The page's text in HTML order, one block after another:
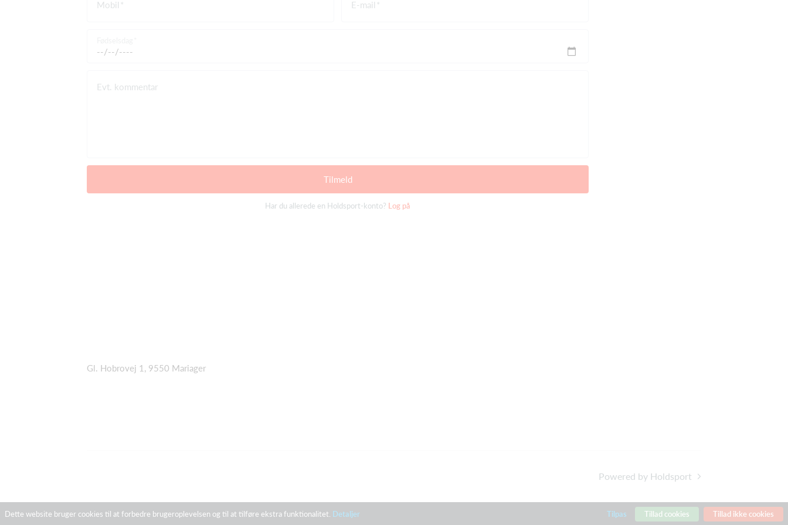
Mobil E-mail
Evt. kommentar
Tilmeld
Har du allerede en Holdsport-konto? Log på
Gl. Hobrovej 1, 9550 Mariager
Powered by Holdsport
Dette website bruger cookies til at forbedre brugeroplevelsen og til at tilføre ekstra funktionalitet. Detaljer Tillad ikke cookies
Tillad cookies
Tilpas